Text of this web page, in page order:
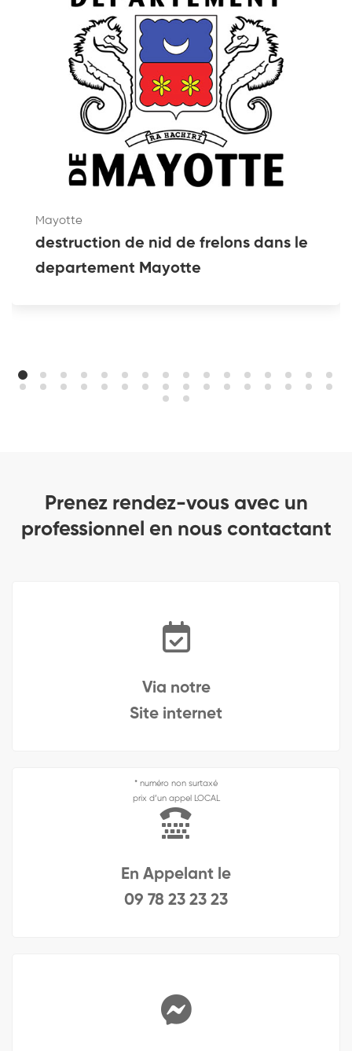
Mayotte
destruction de nid de frelons dans le
departement Mayotte
Prenez rendez-vous avec un
professionnel en nous contactant
Via notre
Site internet
* numéro non surtaxé
prix d’un appel LOCAL
En Appelant le
09 78 23 23 23